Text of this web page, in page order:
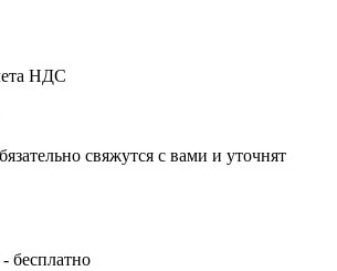
НДС
свяжутся с вами и уточнят
бесплатно